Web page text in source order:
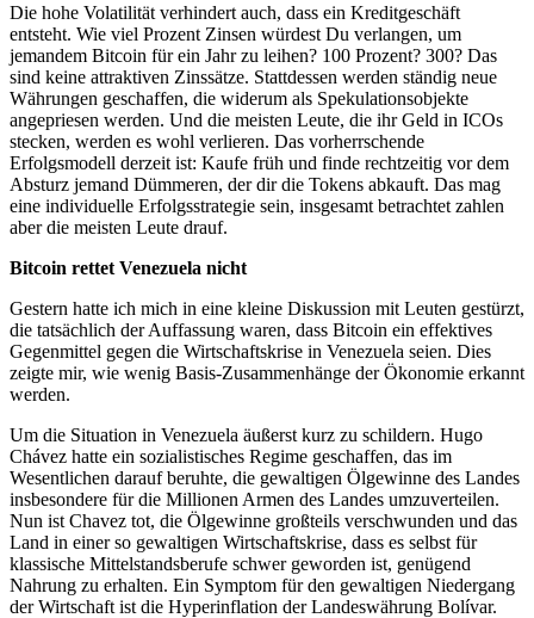
Die hohe Volatilität verhindert auch, dass ein Kreditgeschäft
entsteht. Wie viel Prozent Zinsen würdest Du verlangen, um
jemandem Bitcoin für ein Jahr zu leihen? 100 Prozent? 300? Das
sind keine attraktiven Zinssätze. Stattdessen werden ständig neue
Währungen geschaffen, die widerum als Spekulationsobjekte
angepriesen werden. Und die meisten Leute, die ihr Geld in ICOs
stecken, werden es wohl verlieren. Das vorherrschende
Erfolgsmodell derzeit ist: Kaufe früh und finde rechtzeitig vor dem
Absturz jemand Dümmeren, der dir die Tokens abkauft. Das mag
eine individuelle Erfolgsstrategie sein, insgesamt betrachtet zahlen
aber die meisten Leute drauf.
Bitcoin rettet Venezuela nicht
Gestern hatte ich mich in eine kleine Diskussion mit Leuten gestürzt,
die tatsächlich der Auffassung waren, dass Bitcoin ein effektives
Gegenmittel gegen die Wirtschaftskrise in Venezuela seien. Dies
zeigte mir, wie wenig Basis-Zusammenhänge der Ökonomie erkannt
werden.
Um die Situation in Venezuela äußerst kurz zu schildern. Hugo
Chávez hatte ein sozialistisches Regime geschaffen, das im
Wesentlichen darauf beruhte, die gewaltigen Ölgewinne des Landes
insbesondere für die Millionen Armen des Landes umzuverteilen.
Nun ist Chavez tot, die Ölgewinne großteils verschwunden und das
Land in einer so gewaltigen Wirtschaftskrise, dass es selbst für
klassische Mittelstandsberufe schwer geworden ist, genügend
Nahrung zu erhalten. Ein Symptom für den gewaltigen Niedergang
der Wirtschaft ist die Hyperinflation der Landeswährung Bolívar.